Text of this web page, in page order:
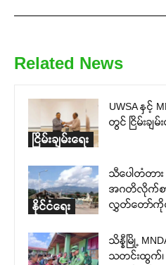
Related News
ငြိမ်းချမ်းရေး
UWSA နှင့်
တွင် ငြိမ်းချ
နိုင်ငံရေး
သီပေါတံတာ
အဂတိလိုက်စာ
လွှတ်တော်ကို
သိန္နီမြို့
သတင်းထွက်၊